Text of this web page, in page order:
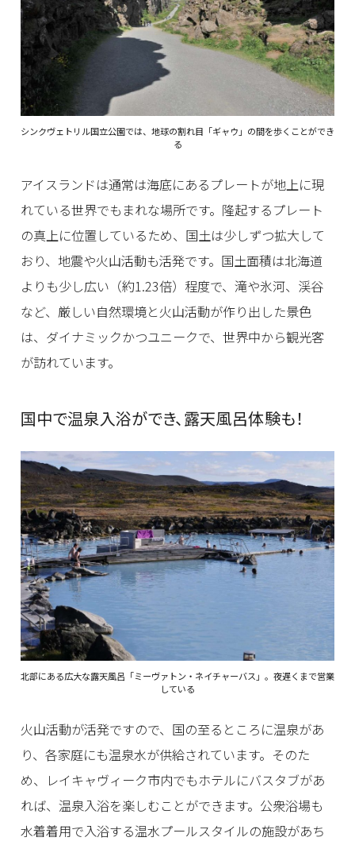
シンクヴェトリル国立公園では、地球の割れ目「ギャウ」の間を歩くことができ
る
アイスランドは通常は海底にあるプレートが地上に現
れている世界でもまれな場所です。隆起するプレート
の真上に位置しているため、国土は少しずつ拡大して
おり、地震や火山活動も活発です。国土面積は北海道
よりも少し広い（約1.23倍）程度で、滝や氷河、渓谷
など、厳しい自然環境と火山活動が作り出した景色
は、ダイナミックかつユニークで、世界中から観光客
が訪れています。
国中で温泉入浴ができ、露天風呂体験も！
北部にある広大な露天風呂「ミーヴァトン・ネイチャーバス」。夜遅くまで営業
している
火山活動が活発ですので、国の至るところに温泉があ
り、各家庭にも温泉水が供給されています。そのた
め、レイキャヴィーク市内でもホテルにバスタブがあ
れば、温泉入浴を楽しむことができます。公衆浴場も
水着着用で入浴する温水プールスタイルの施設があち